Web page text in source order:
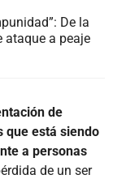
De la
ataque a peaje
de
que está siendo
a personas
de un ser